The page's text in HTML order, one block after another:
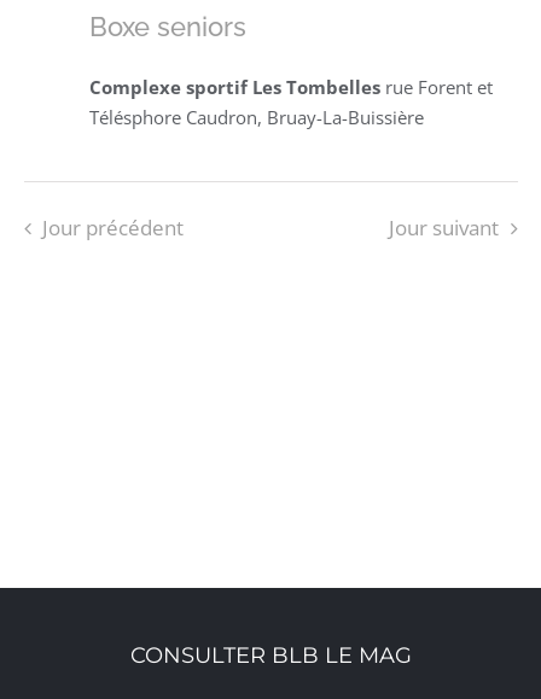
Boxe seniors
Complexe sportif Les Tombelles rue Forent et
Télésphore Caudron, Bruay-La-Buissière
Jour précédent Jour suivant
CONSULTER BLB LE MAG